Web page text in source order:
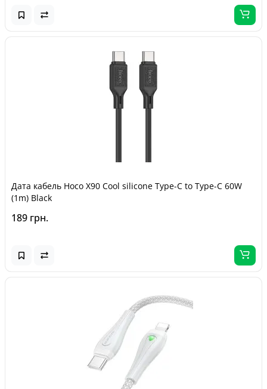
Дата кабель Hoco X90 Cool silicone Type-C to Type-C 60W
(1m) Black
189 грн.